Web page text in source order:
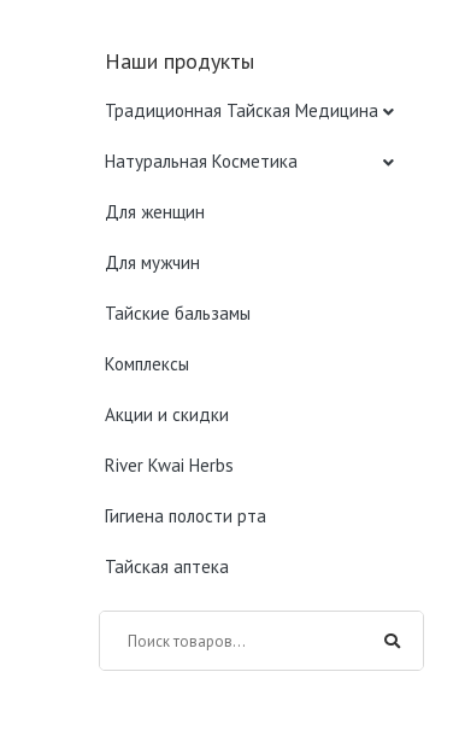
Наши продукты
Традиционная Тайская Медицина
Натуральная Косметика
Для женщин
Для мужчин
Тайские бальзамы
Комплексы
Акции и скидки
River Kwai Herbs
Гигиена полости рта
Тайская аптека